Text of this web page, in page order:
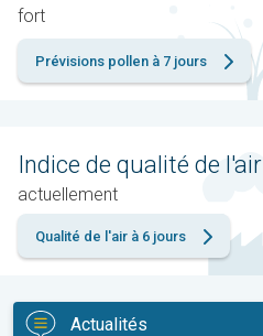
fort
Prévisions pollen à 7 jours
Indice de qualité de l'air
actuellement
Qualité de l'air à 6 jours
Actualités